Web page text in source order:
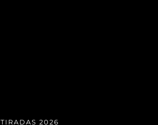
TIRADAS 2026